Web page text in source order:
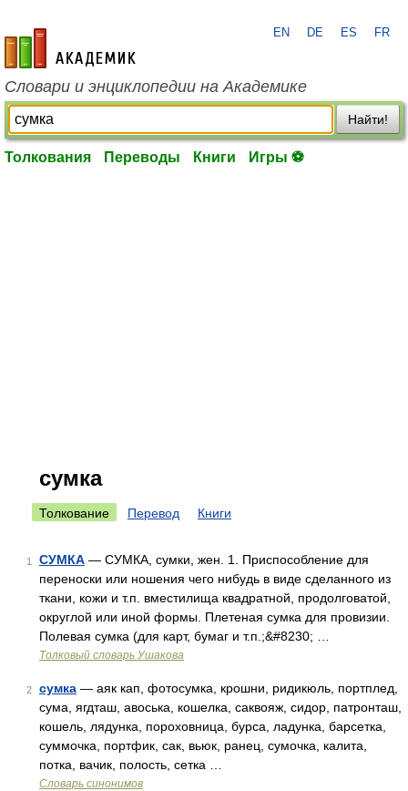
academic.ru
EN DE ES FR
Словари и энциклопедии на Академике
Найти!
Толкования Переводы Книги Игры ⚽
сумка
Толкование Перевод Книги
1 СУМКА — СУМКА, сумки, жен. 1. Приспособление для
переноски или ношения чего нибудь в виде сделанного из
ткани, кожи и т.п. вместилища квадратной, продолговатой,
округлой или иной формы. Плетеная сумка для провизии.
Полевая сумка (для карт, бумаг и т.п.;&#8230; …
Толковый словарь Ушакова
2 сумка — аяк кап, фотосумка, крошни, ридикюль, портплед,
сума, ягдташ, авоська, кошелка, саквояж, сидор, патронташ,
кошель, лядунка, пороховница, бурса, ладунка, барсетка,
суммочка, портфик, сак, вьюк, ранец, сумочка, калита,
потка, вачик, полость, сетка …
Словарь синонимов